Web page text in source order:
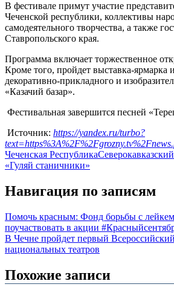
В фестивале примут участие
Чеченской республики, коллективы
самодеятельного творчества, а также
Ставропольского края.
Программа включает торжественное
Кроме того, пройдет выставка-ярмарка
декоративно-прикладного и
«Казачий базар».
Фестивальная завершится песней
Источник: https://yandex.ru/turbo?
Чеченская Республика
«Гуляй станичники»
Навигация по записям
Помочь красным: Фонд борьбы с
поучаствовать в акции
В Чечне пройдет первый
национальных театров
Похожие записи